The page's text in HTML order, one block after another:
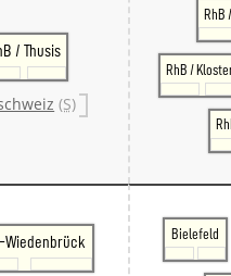
/ Thusis
(S)
RhB
RhB /
Wiedenbrück Bielefeld